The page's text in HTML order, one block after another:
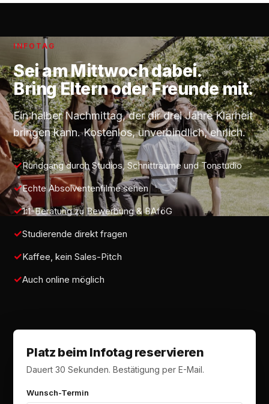
INFOTAG
Sei amMittwochdabei.
Bring Eltern oder Freunde mit.
Ein halber Nachmittag, der dir drei Jahre Klarheit
bringen kann. Kostenlos, unverbindlich, ehrlich.
Rundgang durch Studios, Schnitträume und Tonstudio
Echte Absolventenfilme sehen
1:1-Beratung zu Bewerbung & BAföG
Studierende direkt fragen
Kaffee, kein Sales-Pitch
Auch online möglich
Platz beim Infotag reservieren
Dauert 30 Sekunden. Bestätigung per E-Mail.
Wunsch-Termin